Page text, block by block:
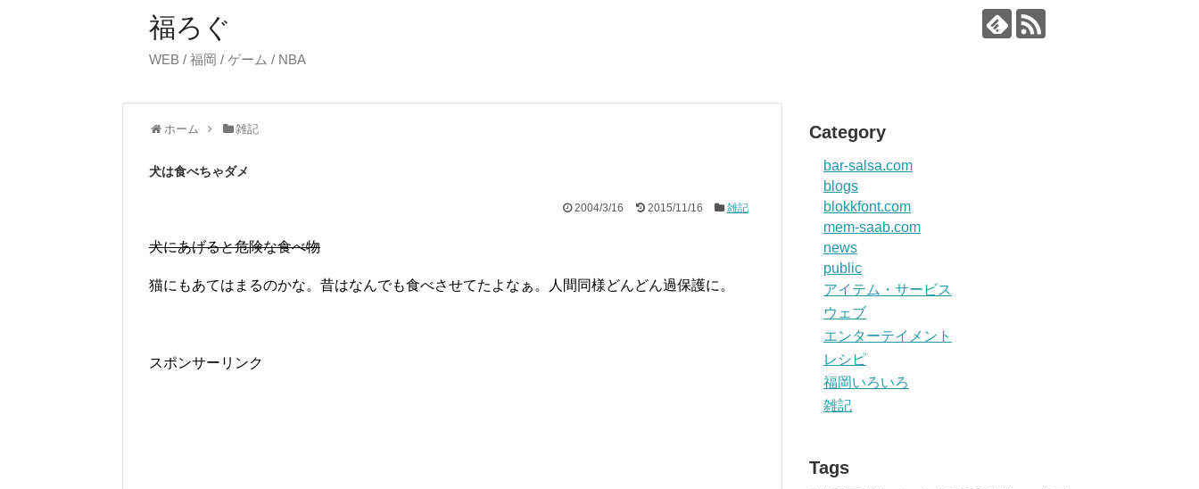
福ろぐ
WEB / 福岡 / ゲーム / NBA
ホーム 雑記
犬は食べちゃダメ
2004/3/16 2015/11/16 雑記
犬にあげると危険な食べ物
猫にもあてはまるのかな。昔はなんでも食べさせてたよなぁ。人間同様どんどん過保護に。
スポンサーリンク
Category
bar-salsa.com
blogs
blokkfont.com
mem-saab.com
news
public
アイテム・サービス
ウェブ
エンターテイメント
レシピ
福岡いろいろ
雑記
Tags